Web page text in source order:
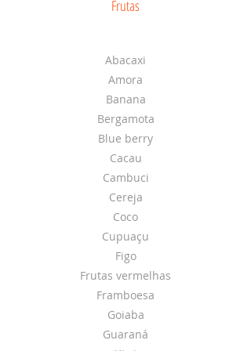
Frutas
Abacaxi
Amora
Banana
Bergamota
Blue berry
Cacau
Cambuci
Cereja
Coco
Cupuaçu
Figo
Frutas vermelhas
Framboesa
Goiaba
Guaraná